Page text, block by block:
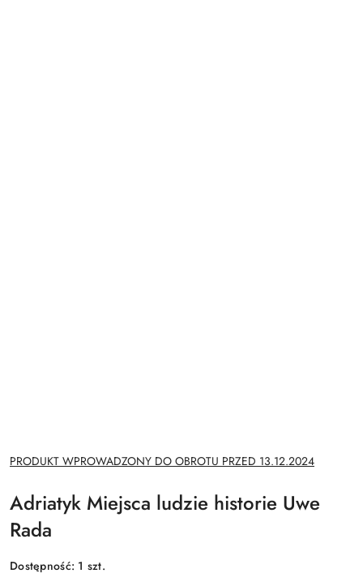
NAZWA
PRODUCENTA:
PRODUKT WPROWADZONY DO OBROTU PRZED 13.12.2024
Adriatyk Miejsca ludzie historie Uwe
Rada
Dostępność: 1 szt.